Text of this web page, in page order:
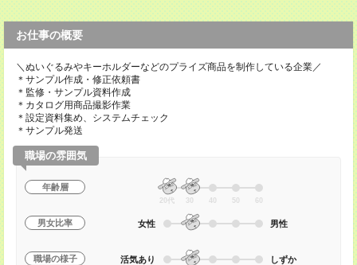
お仕事の概要
＼ぬいぐるみやキーホルダーなどのプライズ商品を制作している企業／
＊サンプル作成・修正依頼書
＊監修・サンプル資料作成
＊カタログ用商品撮影作業
＊設定資料集め、システムチェック
＊サンプル発送
職場の雰囲気
年齢層
20代 30 40 50 60
男女比率 女性 男性
職場の様子 活気あり しずか